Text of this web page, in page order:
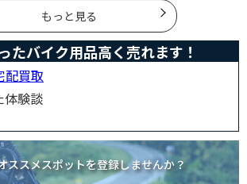
もっと見る
たバイク用品高く売れます！
配買取
体験談
ススメスポットを登録しませんか？